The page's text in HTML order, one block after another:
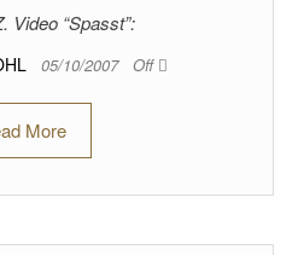
Video “Spasst”:
05/10/2007 Off
More